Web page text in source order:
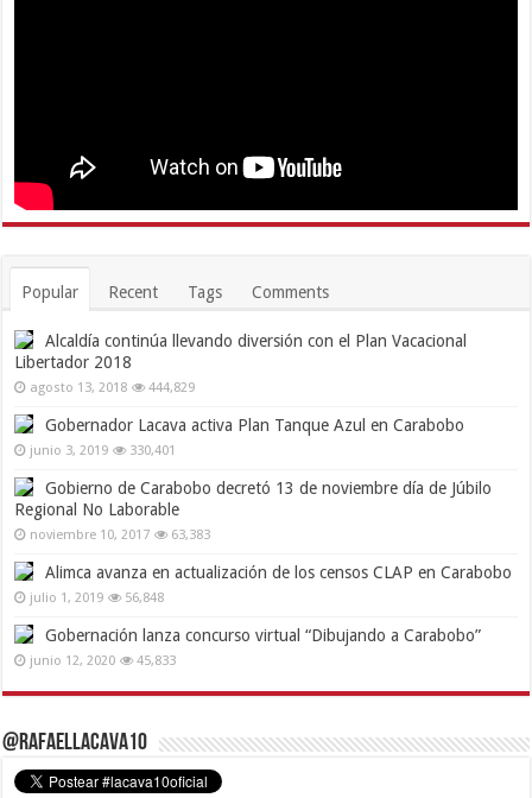
Popular Recent Tags Comments
Alcaldía continúa llevando diversión con el Plan Vacacional
Libertador 2018
agosto 13, 2018 444,829
Gobernador Lacava activa Plan Tanque Azul en Carabobo
junio 3, 2019 330,401
Gobierno de Carabobo decretó 13 de noviembre día de Júbilo
Regional No Laborable
noviembre 10, 2017 63,383
Alimca avanza en actualización de los censos CLAP en Carabobo
julio 1, 2019 56,848
Gobernación lanza concurso virtual “Dibujando a Carabobo”
junio 12, 2020 45,833
@RafaelLacava10